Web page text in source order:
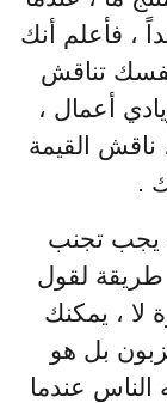
، فأعلم أنك
تناقش
أعمال ،
ناقش القيمة
.
يجب تجنب
طريقة لقول
لا ، يمكنك
بل هو
الناس عندما